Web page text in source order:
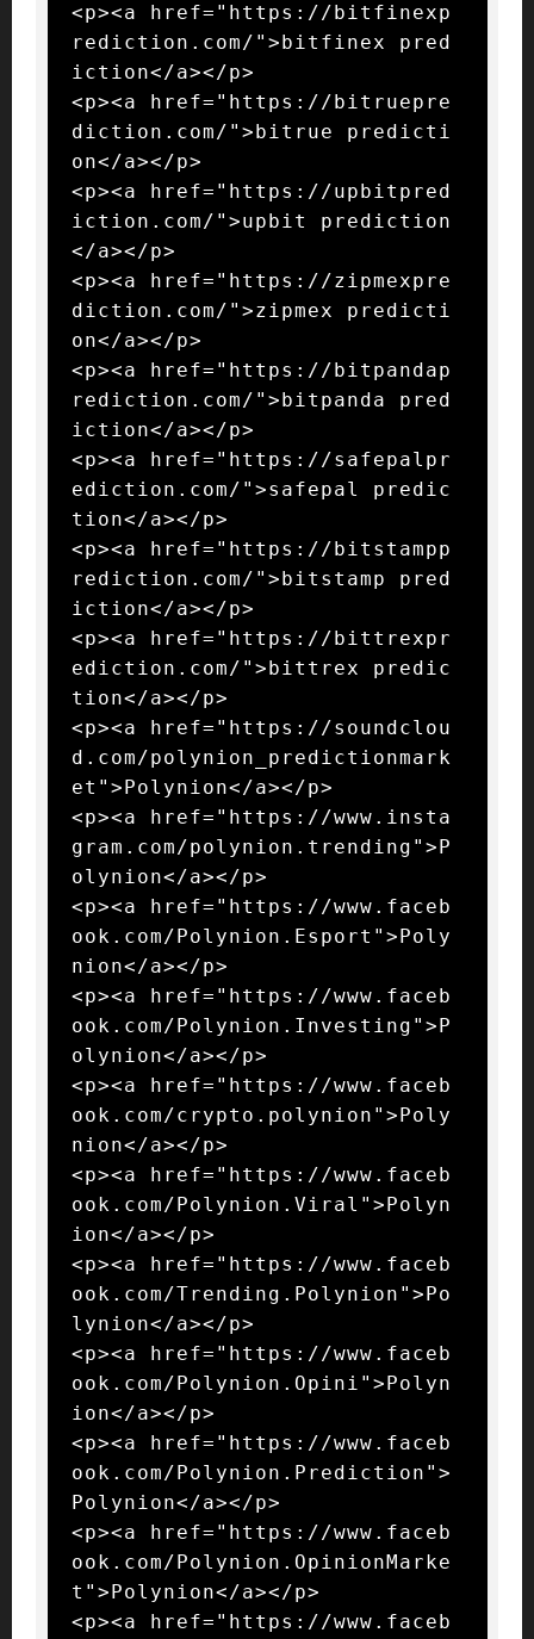
<p><a href="https://bitfinexp
rediction.com/">bitfinex pred
iction</a></p>
<p><a href="https://bitruepre
diction.com/">bitrue predicti
on</a></p>
<p><a href="https://upbitpred
iction.com/">upbit prediction
</a></p>
<p><a href="https://zipmexpre
diction.com/">zipmex predicti
on</a></p>
<p><a href="https://bitpandap
rediction.com/">bitpanda pred
iction</a></p>
<p><a href="https://safepalpr
ediction.com/">safepal predic
tion</a></p>
<p><a href="https://bitstampp
rediction.com/">bitstamp pred
iction</a></p>
<p><a href="https://bittrexpr
ediction.com/">bittrex predic
tion</a></p>
<p><a href="https://soundclou
d.com/polynion_predictionmark
et">Polynion</a></p>
<p><a href="https://www.insta
gram.com/polynion.trending">P
olynion</a></p>
<p><a href="https://www.faceb
ook.com/Polynion.Esport">Poly
nion</a></p>
<p><a href="https://www.faceb
ook.com/Polynion.Investing">P
olynion</a></p>
<p><a href="https://www.faceb
ook.com/crypto.polynion">Poly
nion</a></p>
<p><a href="https://www.faceb
ook.com/Polynion.Viral">Polyn
ion</a></p>
<p><a href="https://www.faceb
ook.com/Trending.Polynion">Po
lynion</a></p>
<p><a href="https://www.faceb
ook.com/Polynion.Opini">Polyn
ion</a></p>
<p><a href="https://www.faceb
ook.com/Polynion.Prediction">
Polynion</a></p>
<p><a href="https://www.faceb
ook.com/Polynion.OpinionMarke
t">Polynion</a></p>
<p><a href="https://www.faceb